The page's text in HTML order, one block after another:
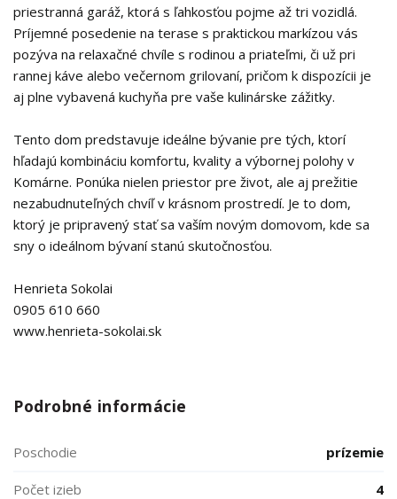
priestranná garáž, ktorá s ľahkosťou pojme až tri vozidlá.
Príjemné posedenie na terase s praktickou markízou vás
pozýva na relaxačné chvíle s rodinou a priateľmi, či už pri
rannej káve alebo večernom grilovaní, pričom k dispozícii je
aj plne vybavená kuchyňa pre vaše kulinárske zážitky.
Tento dom predstavuje ideálne bývanie pre tých, ktorí
hľadajú kombináciu komfortu, kvality a výbornej polohy v
Komárne. Ponúka nielen priestor pre život, ale aj prežitie
nezabudnuteľných chvíľ v krásnom prostredí. Je to dom,
ktorý je pripravený stať sa vaším novým domovom, kde sa
sny o ideálnom bývaní stanú skutočnosťou.
Henrieta Sokolai
0905 610 660
www.henrieta-sokolai.sk
Podrobné informácie
Poschodie prízemie
Počet izieb
4